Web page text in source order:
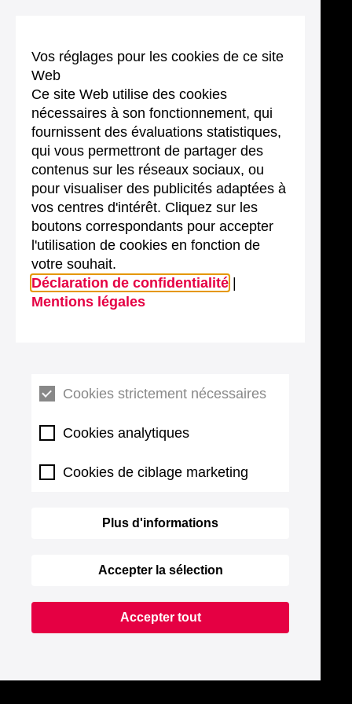
Vos réglages pour les cookies de ce site
Web
Ce site Web utilise des cookies
nécessaires à son fonctionnement, qui
fournissent des évaluations statistiques,
qui vous permettront de partager des
contenus sur les réseaux sociaux, ou
pour visualiser des publicités adaptées à
vos centres d'intérêt. Cliquez sur les
boutons correspondants pour accepter
l'utilisation de cookies en fonction de
votre souhait.
Déclaration de confidentialité
Mentions légales
Cookies strictement nécessaires
Cookies analytiques
Cookies de ciblage marketing
Plus d'informations
Accepter la sélection
Accepter tout